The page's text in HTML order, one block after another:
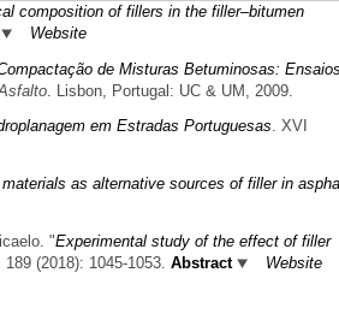
composition of fillers in the filler–bitumen
Website
de Misturas Betuminosas: Ensaios
. Lisbon, Portugal: UC & UM, 2009.
em Estradas Portuguesas. XVI
as alternative sources of filler in
"Experimental study of the effect of filler
. 189 (2018): 1045-1053. Abstract Website